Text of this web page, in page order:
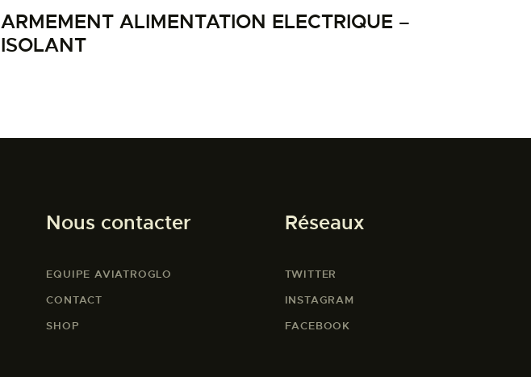
ARMEMENT ALIMENTATION ELECTRIQUE –
ISOLANT
Nous contacter
EQUIPE AVIATROGLO
CONTACT
SHOP
Réseaux
TWITTER
INSTAGRAM
FACEBOOK